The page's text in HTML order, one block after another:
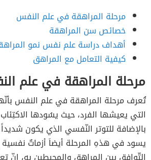
مرحلة المراهقة في علم النفس
خصائص سن المراهقة
أهداف دراسة علم نفس نمو
كيفية التعامل مع المراهق
مرحلة المراهقة في علم
تُعرف مرحلة المراهقة في علم النفس
التي يعيشها الفرد، حيث يسُودها
بالإضافة للتوتر النّفسي الذي يكون
يسود في هذهِ المرحلة أيضاَ أزماتٌ